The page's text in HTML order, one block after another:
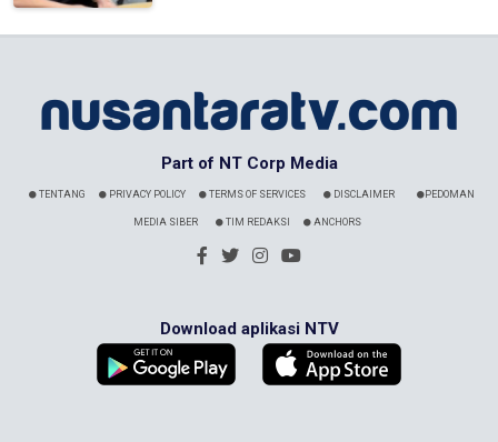
Part of NT Corp Media
TENTANG PRIVACY POLICY TERMS OF SERVICES DISCLAIMER PEDOMAN
MEDIA SIBER TIM REDAKSI ANCHORS
Download aplikasi NTV